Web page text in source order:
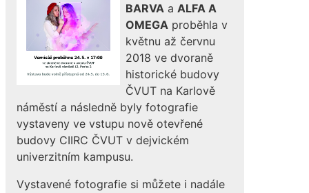
BARVA a ALFA A
OMEGA proběhla v
květnu až červnu
2018 ve dvoraně
historické budovy
ČVUT na Karlově
náměstí a následně byly fotografie
vystaveny ve vstupu nově otevřené
budovy CIIRC ČVUT v dejvickém
univerzitním kampusu.
Vystavené fotografie si můžete i nadále